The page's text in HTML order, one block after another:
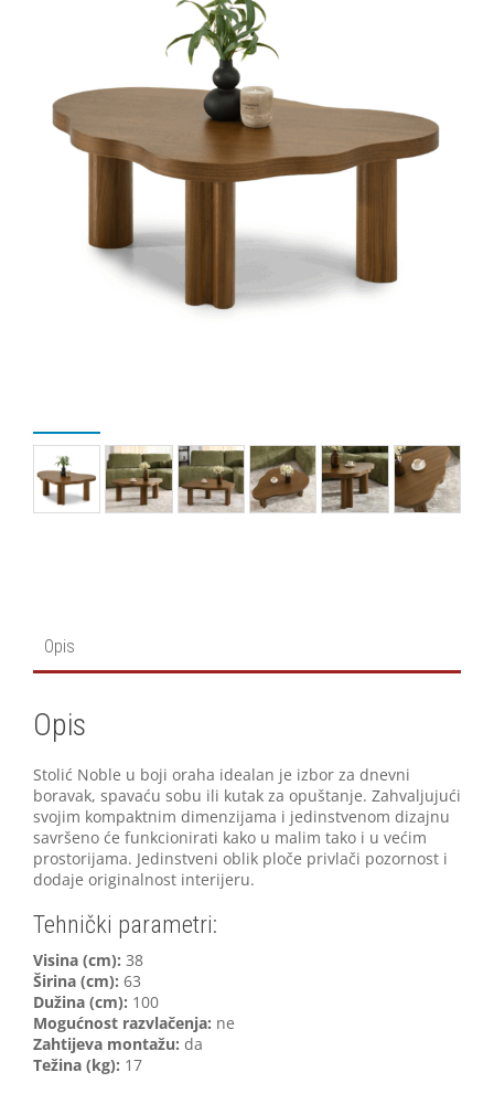
Opis
Opis
Stolić Noble u boji oraha idealan je izbor za dnevni
boravak, spavaću sobu ili kutak za opuštanje. Zahvaljujući
svojim kompaktnim dimenzijama i jedinstvenom dizajnu
savršeno će funkcionirati kako u malim tako i u većim
prostorijama. Jedinstveni oblik ploče privlači pozornost i
dodaje originalnost interijeru.
Tehnički parametri:
Visina (cm): 38
Širina (cm): 63
Dužina (cm): 100
Mogućnost razvlačenja: ne
Zahtijeva montažu: da
Težina (kg): 17